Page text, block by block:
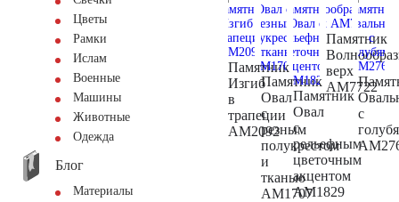
Цветы
Рамки
Ислам
Военные
Машины
Животные
Одежда
Блог
Материалы
Памятник
Изгиб
в
трапеции
AM2092
Памятник
Овал
с
резным
полукрестом
и
тканью
AM1707
Памятник
Овал
с
рельефным
цветочным
акцентом
AM1829
Памятник
верх
AM7722
с